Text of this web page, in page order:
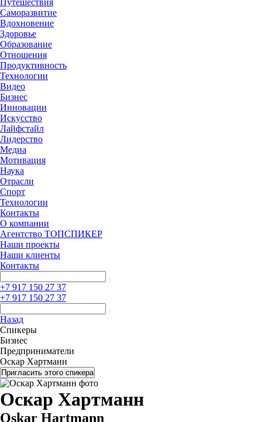
Путешествия
Саморазвитие
Вдохновение
Здоровье
Образование
Отношения
Продуктивность
Технологии
Видеo
Бизнес
Инновации
Искусство
Лайфстайл
Лидерство
Медиа
Мотивация
Наука
Отрасли
Спорт
Технологии
Контакты
О компании
Агентство ТОПСПИКЕР
Наши проекты
Наши клиенты
Контакты
+7 917 150 27 37
+7 917 150 27 37
Назад
Спикеры
Бизнес
Предприниматели
Оскар Хартманн
Пригласить этого спикера
Оскар Хартманн
Oskar Hartmann